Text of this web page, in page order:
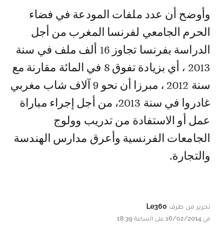
وأوضح أن عدد ملفات المودعة في فضاء
الحرم الجامعي لفرنسا المغرب من أجل
الدراسة بفرنسا تجاوز 16 ألف ملف في سنة
2013 ، أي بزيادة تفوق 8 في المائة مقارنة مع
سنة 2012 ، مبرزا أن نحو 9 آلاف شاب مغربي
غادروا في سنة 2013، من أجل إجراء مباراة
عمل أو الاستفادة من تدريب وولوج
الجامعات الفرنسية وأعرق مدارس الهندسة
والتجارة.
تحرير من طرف Le360
في 16/02/2014 على الساعة 18:39